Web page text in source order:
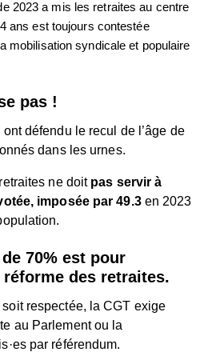
2023 a mis les retraites au centre
ans est toujours contestée
mobilisation syndicale et populaire
pas !
défendu le recul de l’âge de
dans les urnes.
ne doit pas servir à
imposée par 49.3en 2023
70% est pour
réforme des retraites.
respectée, la CGT exige
au Parlement ou la
par référendum.